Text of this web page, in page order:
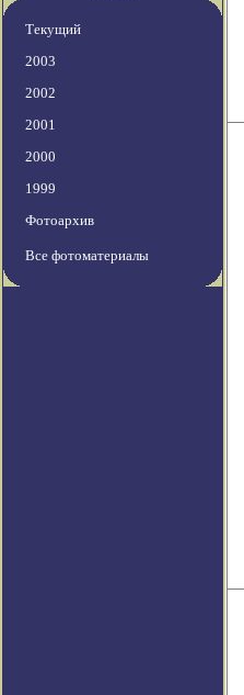
Текущий
2003
2002
2001
2000
1999
Фотоархив
Все фотоматериалы